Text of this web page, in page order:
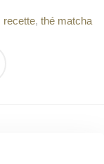
recette, thé matcha